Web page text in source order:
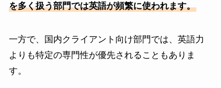
を多く扱う部門では英語が頻繁に使われます。
一方で、国内クライアント向け部門では、英語力
よりも特定の専門性が優先されることもありま
す。